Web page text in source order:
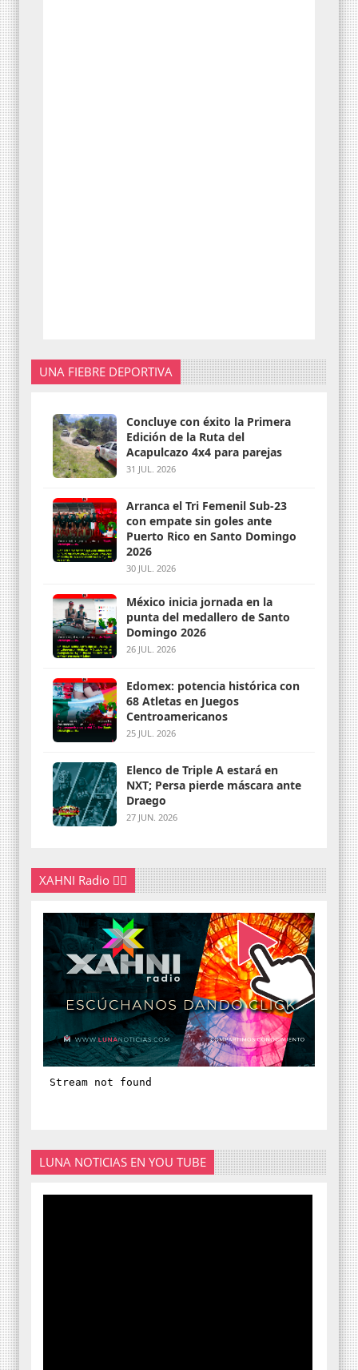
UNA FIEBRE DEPORTIVA
Concluye con éxito la Primera
Edición de la Ruta del
Acapulcazo 4x4 para parejas
31 JUL. 2026
Arranca el Tri Femenil Sub-23
con empate sin goles ante
Puerto Rico en Santo Domingo
2026
30 JUL. 2026
México inicia jornada en la
punta del medallero de Santo
Domingo 2026
26 JUL. 2026
Edomex: potencia histórica con
68 Atletas en Juegos
Centroamericanos
25 JUL. 2026
Elenco de Triple A estará en
NXT; Persa pierde máscara ante
Draego
27 JUN. 2026
XAHNI Radio 👇🏽
LUNA NOTICIAS EN YOU TUBE